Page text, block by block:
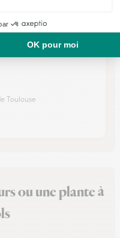
Toulouse
ou une plante à